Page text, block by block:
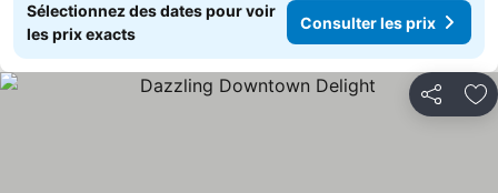
Sélectionnez des dates pour voir
les prix exacts
Consulter les prix
Partager